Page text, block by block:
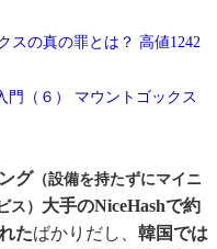
スの真の罪とは？ 高値1242
門（６） マウントゴックス
グ （設備を持たずにマイニ
ス） 大手のNiceHashで約
たばかりだし、 韓国では